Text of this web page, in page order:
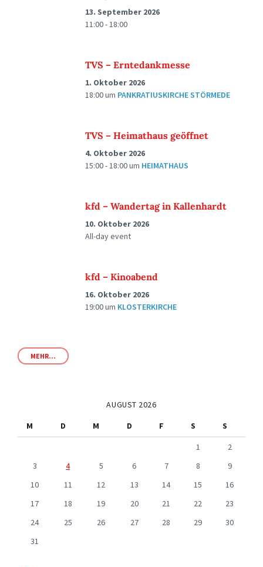
13. September 2026
11:00 - 18:00
TVS – Erntedankmesse
1. Oktober 2026
18:00um PANKRATIUSKIRCHE STÖRMEDE
TVS – Heimathaus geöffnet
4. Oktober 2026
15:00 - 18:00um HEIMATHAUS
kfd – Wandertag in Kallenhardt
10. Oktober 2026
All-day event
kfd – Kinoabend
16. Oktober 2026
19:00um KLOSTERKIRCHE
MEHR...
AUGUST 2026
M
D M D F S
S
1
2
3
4 5 6 7 8
9
10
11 12 13 14 15
16
17
18 19 20 21 22
23
24
25 26 27 28 29
30
31